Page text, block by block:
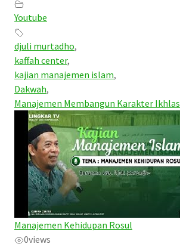
Youtube
djuli murtadho,
kaffah center,
kajian manajemen islam,
Dakwah,
Manajemen Membangun Karakter Ikhlas
Manajemen Kehidupan Rosul
0views